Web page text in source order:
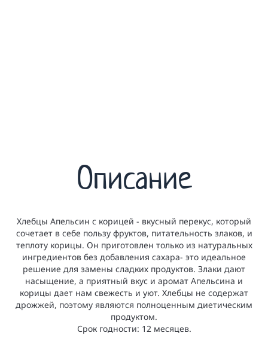
Описание
Хлебцы Апельсин с корицей - вкусный перекус, который
сочетает в себе пользу фруктов, питательность злаков, и
теплоту корицы. Он приготовлен только из натуральных
ингредиентов без добавления сахара- это идеальное
решение для замены сладких продуктов. Злаки дают
насыщение, а приятный вкус и аромат Апельсина и
корицы дает нам свежесть и уют. Хлебцы не содержат
дрожжей, поэтому являются полноценным диетическим
продуктом.
Срок годности: 12 месяцев.